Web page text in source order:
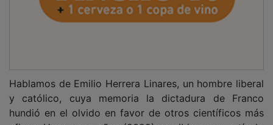
Hablamos de Emilio Herrera Linares, un hombre liberal
y católico, cuya memoria la dictadura de Franco
hundió en el olvido en favor de otros científicos más